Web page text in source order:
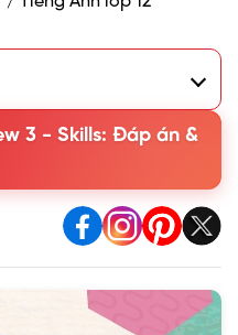
that have affected the
is ONE extra option.
3 - Skills: Đáp án &